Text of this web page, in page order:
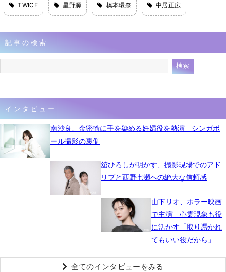
TWICE 星野源 橋本環奈 中居正広
記事の検索
インタビュー
南沙良、金密輸に手を染める妊婦役を熱演 シンガポ
ール撮影の裏側
舘ひろしが明かす、撮影現場でのアド
リブと西野七瀬への絶大な信頼感
山下リオ、ホラー映画
で主演 心霊現象も役
に活かす「取り憑かれ
てもいい役だから」
全てのインタビューをみる